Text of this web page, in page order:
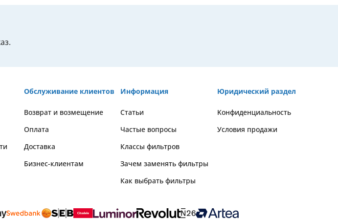
Обслуживание клиентов
Возврат и возмещение
Оплата
Доставка
Бизнес-клиентам
Информация
Статьи
Частые вопросы
Классы фильтров
Зачем заменять фильтры
Как выбрать фильтры
Юридический раздел
Kонфиденциальность
Условия продажи